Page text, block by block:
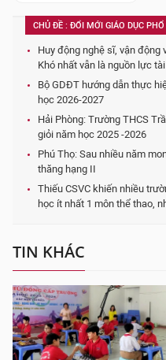
CHỦ ĐỀ : ĐỔI MỚI GIÁO DỤC
Huy động nghệ sĩ, vận động
Khó nhất vẫn là nguồn lực
Bộ GDĐT hướng dẫn thực
học 2026-2027
Hải Phòng: Trường THCS
giỏi năm học 2025 -2026
Phú Thọ: Sau nhiều năm
thăng hạng II
Thiếu CSVC khiến nhiều
học ít nhất 1 môn thể thao,
TIN KHÁC